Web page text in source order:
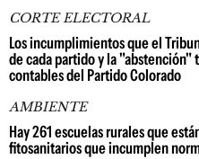
CORTE ELECTORAL
Los incumplimientos que el
de cada partido y la "abstención"
contables del Partido Colorado
AMBIENTE
Hay 261 escuelas rurales que
fitosanitarios que incumplen